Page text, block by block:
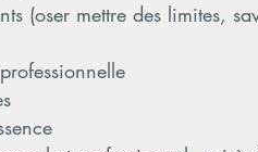
(oser mettre des limites,